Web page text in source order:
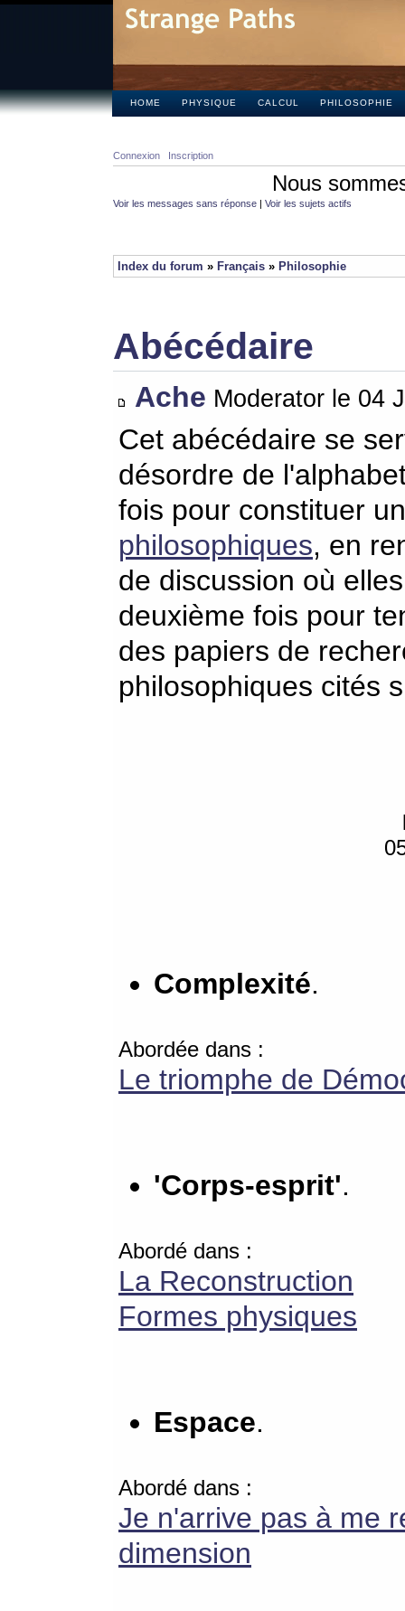
HOME PHYSIQUE CALCUL PHILOSOPHIE
Connexion Inscription
Nous
Voir les messages sans réponse | Voir les sujets actifs
Index du forum » Français » Philosophie
Abécédaire
Ache Moderator le 04
Cet abécédaire se
désordre de
fois pour constituer
philosophiques, en
de discussion où
deuxième fois pour
des papiers de
philosophiques cités
Complexité.
Abordée dans :
Le triomphe de
'Corps-esprit'.
Abordé dans :
La Reconstruction
Formes physiques
Espace.
Abordé dans :
Je n'arrive pas à me
dimension